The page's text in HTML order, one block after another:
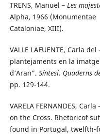
TRENS, Manuel – Les
Alpha, 1966 (Monumentae
Cataloniae, XIII).
VALLE LAFUENTE, Carla
plantejaments en la
d’Aran”. Síntesi. Quaderns
pp. 129-144.
VARELA FERNANDES,
on the Cross. Rhetoricof
found in Portugal, twelfth-